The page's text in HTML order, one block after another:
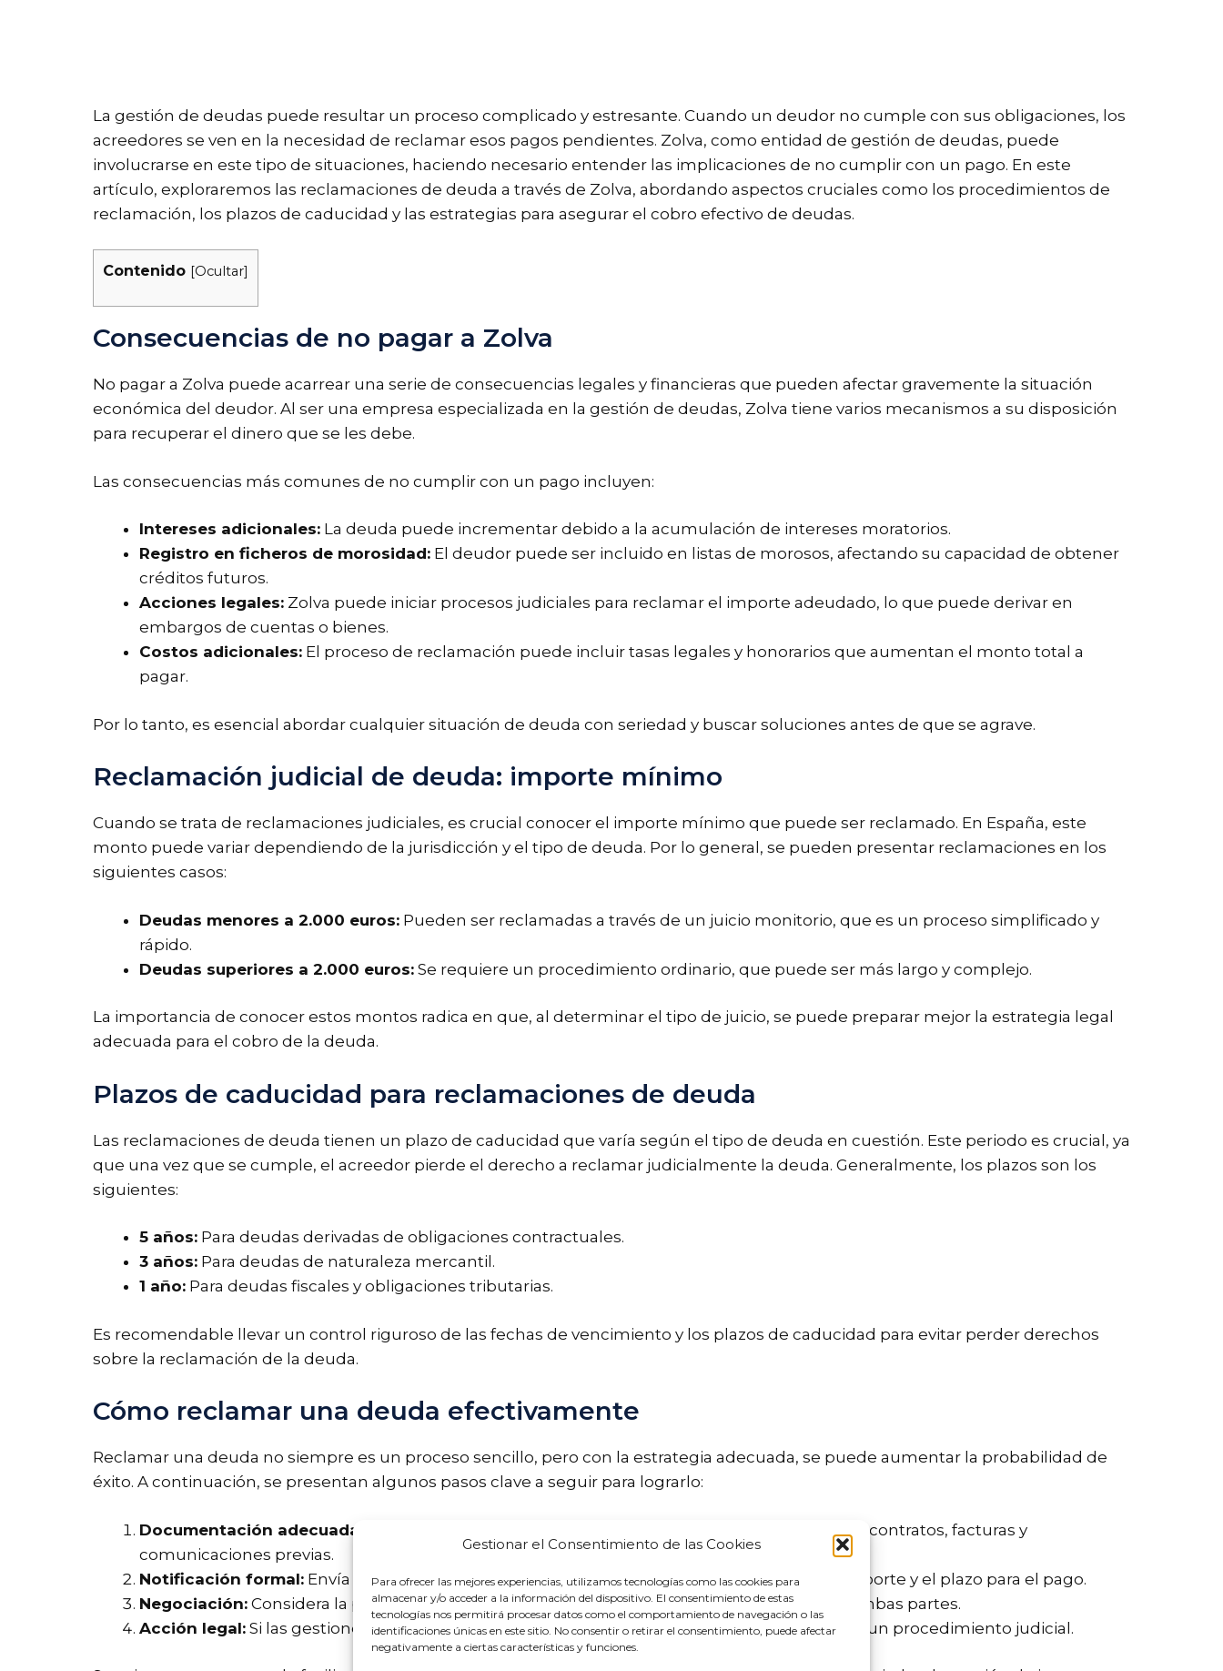
Gestionar el Consentimiento de las Cookies
Para ofrecer las mejores experiencias, utilizamos tecnologías como las cookies para
almacenar y/o acceder a la información del dispositivo. El consentimiento de estas
tecnologías nos permitirá procesar datos como el comportamiento de navegación o las
identificaciones únicas en este sitio. No consentir o retirar el consentimiento, puede afectar
negativamente a ciertas características y funciones.
La gestión de deudas puede resultar un proceso complicado y estresante. Cuando un deudor no cumple con sus obligaciones, los
acreedores se ven en la necesidad de reclamar esos pagos pendientes. Zolva, como entidad de gestión de deudas, puede
involucrarse en este tipo de situaciones, haciendo necesario entender las implicaciones de no cumplir con un pago. En este
artículo, exploraremos las reclamaciones de deuda a través de Zolva, abordando aspectos cruciales como los procedimientos de
reclamación, los plazos de caducidad y las estrategias para asegurar el cobro efectivo de deudas.
Contenido [Ocultar]
Consecuencias de no pagar a Zolva
No pagar a Zolva puede acarrear una serie de consecuencias legales y financieras que pueden afectar gravemente la situación
económica del deudor. Al ser una empresa especializada en la gestión de deudas, Zolva tiene varios mecanismos a su disposición
para recuperar el dinero que se les debe.
Las consecuencias más comunes de no cumplir con un pago incluyen:
Intereses adicionales: La deuda puede incrementar debido a la acumulación de intereses moratorios.
Registro en ficheros de morosidad: El deudor puede ser incluido en listas de morosos, afectando su capacidad de obtener
créditos futuros.
Acciones legales: Zolva puede iniciar procesos judiciales para reclamar el importe adeudado, lo que puede derivar en
embargos de cuentas o bienes.
Costos adicionales: El proceso de reclamación puede incluir tasas legales y honorarios que aumentan el monto total a
pagar.
Por lo tanto, es esencial abordar cualquier situación de deuda con seriedad y buscar soluciones antes de que se agrave.
Reclamación judicial de deuda: importe mínimo
Cuando se trata de reclamaciones judiciales, es crucial conocer el importe mínimo que puede ser reclamado. En España, este
monto puede variar dependiendo de la jurisdicción y el tipo de deuda. Por lo general, se pueden presentar reclamaciones en los
siguientes casos:
Deudas menores a 2.000 euros: Pueden ser reclamadas a través de un juicio monitorio, que es un proceso simplificado y
rápido.
Deudas superiores a 2.000 euros: Se requiere un procedimiento ordinario, que puede ser más largo y complejo.
La importancia de conocer estos montos radica en que, al determinar el tipo de juicio, se puede preparar mejor la estrategia legal
adecuada para el cobro de la deuda.
Plazos de caducidad para reclamaciones de deuda
Las reclamaciones de deuda tienen un plazo de caducidad que varía según el tipo de deuda en cuestión. Este periodo es crucial, ya
que una vez que se cumple, el acreedor pierde el derecho a reclamar judicialmente la deuda. Generalmente, los plazos son los
siguientes:
5 años: Para deudas derivadas de obligaciones contractuales.
3 años: Para deudas de naturaleza mercantil.
1 año: Para deudas fiscales y obligaciones tributarias.
Es recomendable llevar un control riguroso de las fechas de vencimiento y los plazos de caducidad para evitar perder derechos
sobre la reclamación de la deuda.
Cómo reclamar una deuda efectivamente
Reclamar una deuda no siempre es un proceso sencillo, pero con la estrategia adecuada, se puede aumentar la probabilidad de
éxito. A continuación, se presentan algunos pasos clave a seguir para lograrlo:
Documentación adecuada:
Reúne toda la documentación relacionada con la deuda, como contratos, facturas y
comunicaciones previas.
Notificación formal: Envía un requerimiento de pago formal al deudor, especificando el importe y el plazo para el pago.
Negociación: Considera la posibilidad de negociar un plan de pagos que sea factible para ambas partes.
Acción legal: Si las gestiones anteriores no resultan efectivas, evalúa la posibilidad de iniciar un procedimiento judicial.